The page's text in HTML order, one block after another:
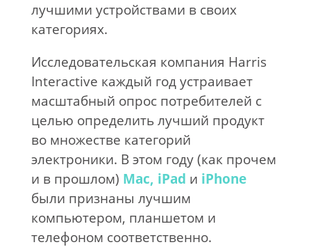
лучшими устройствами в своих
категориях.
Исследовательская компания Harris
Interactive каждый год устраивает
масштабный опрос потребителей с
целью определить лучший продукт
во множестве категорий
электроники. В этом году (как прочем
и в прошлом) Mac, iPad и iPhone
были признаны лучшим
компьютером, планшетом и
телефоном соответственно.